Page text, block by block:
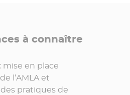
à connaître
mise en place
l’AMLA et
pratiques de